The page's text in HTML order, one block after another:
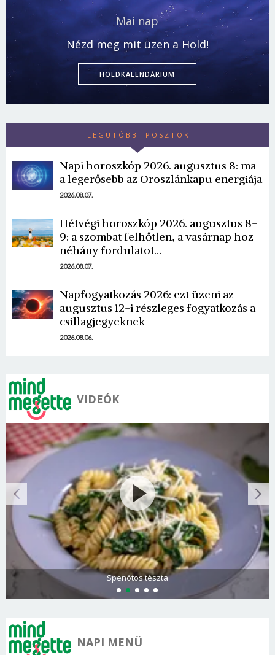
Mai nap
Nézd meg mit üzen a Hold!
HOLDKALENDÁRIUM
LEGUTÓBBI POSZTOK
Napi horoszkóp 2026. augusztus 8: ma
a legerősebb az Oroszlánkapu energiája
2026.08.07.
Hétvégi horoszkóp 2026. augusztus 8-
9: a szombat felhőtlen, a vasárnap hoz
néhány fordulatot…
2026.08.07.
Napfogyatkozás 2026: ezt üzeni az
augusztus 12-i részleges fogyatkozás a
csillagjegyeknek
2026.08.06.
VIDEÓK
Spenótos tészta
NAPI MENÜ
Borsonline bejelentkezés
E-mail cím vagy felhasználónév